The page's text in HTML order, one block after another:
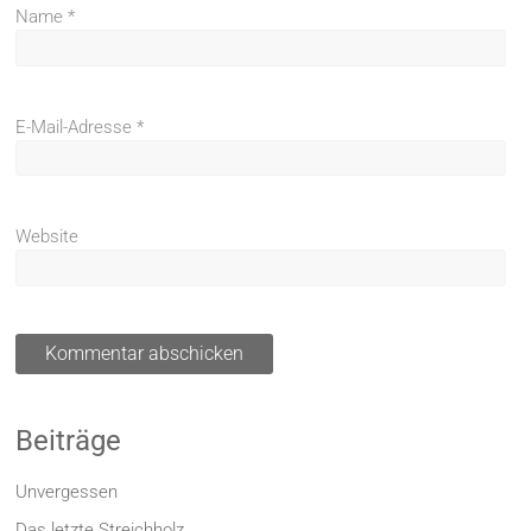
Name*
E-Mail-Adresse*
Website
Beiträge
Unvergessen